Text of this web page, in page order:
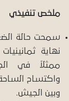
ملخص تنفيذي
سمحت حالة
نهاية
ممثلاً في
واكتساح
وبين الجيش.